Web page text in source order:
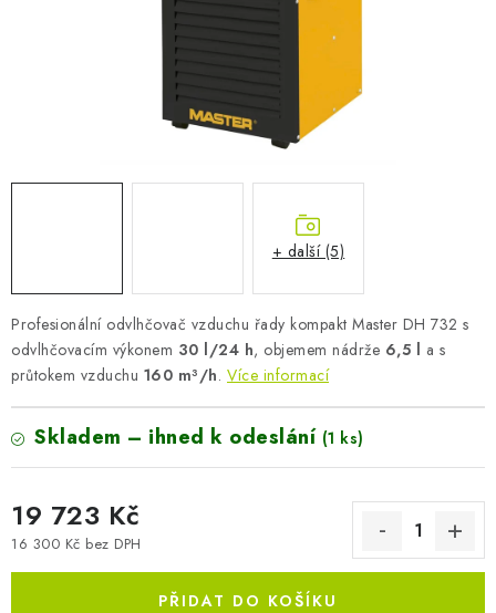
AKUMULAČNÍ KAMNA
Reklamace
Ochrana osobních údajů
Slovník pojmů
Zpětný odběr elektrozařízení a baterií
Návody
Novinky Blog Reference Katalog
Profesionální odvlhčovač vzduchu řady kompakt Master DH 732 s
odvlhčovacím výkonem 30 l/24 h, objemem nádrže 6,5 l a s
průtokem vzduchu 160 m³/h. Více informací
Skladem – ihned k odeslání (1 ks)
19 723 Kč
16 300 Kč bez DPH
PŘIDAT DO KOŠÍKU
+ další (5)